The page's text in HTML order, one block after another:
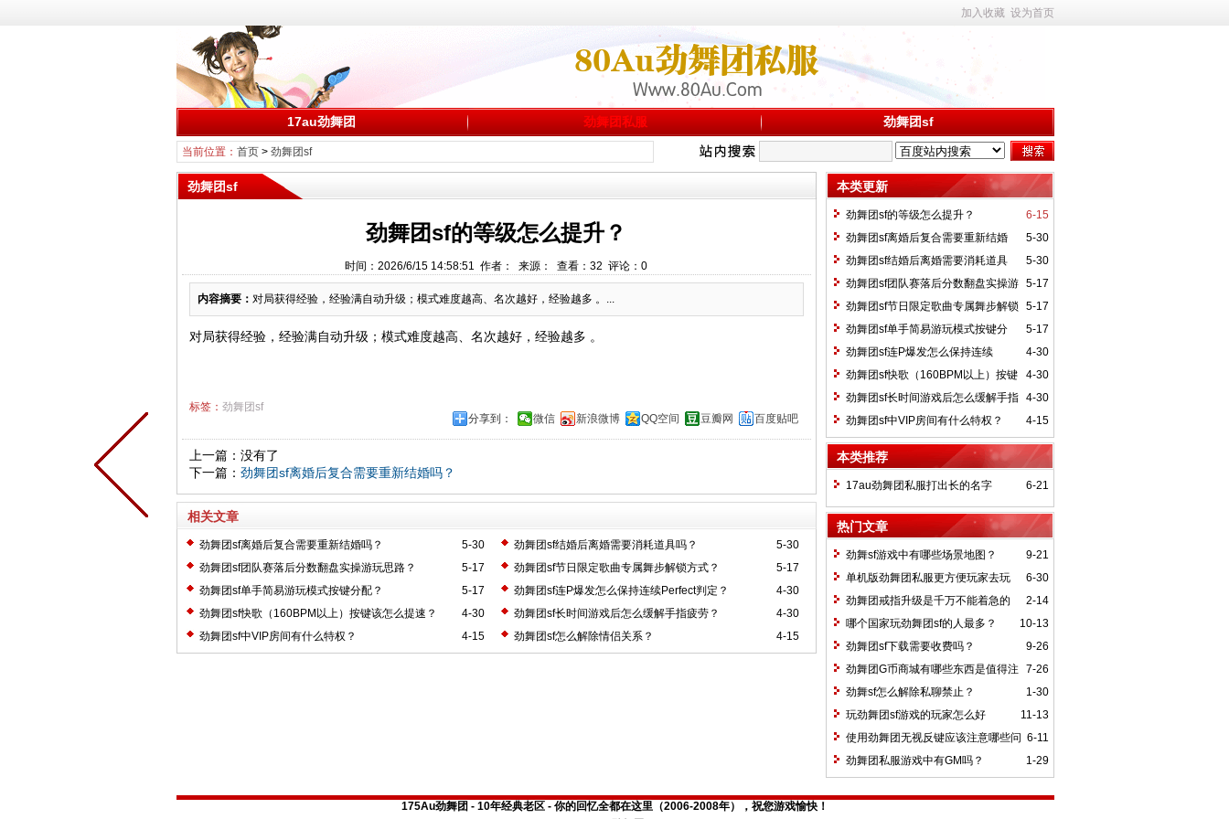
加入收藏 设为首页
17au劲舞团 劲舞团私服 劲舞团sf
当前位置： 首页> 劲舞团sf
劲舞团sf
劲舞团sf的等级怎么提升？
时间：2026/6/15 14:58:51 作者： 来源： 查看： 32 评论： 0
内容摘要： 对局获得经验，经验满自动升级；模式难度越高、名次越好，经验越多 。...
对局获得经验，经验满自动升级；模式难度越高、名次越好，经验越多 。
标签： 劲舞团sf
分享到：
微信 新浪微博 QQ空间 豆瓣网 百度贴吧
上一篇：没有了
下一篇： 劲舞团sf离婚后复合需要重新结婚吗？
相关文章
5-30
劲舞团sf离婚后复合需要重新结婚吗？ 5-30
劲舞团sf结婚后离婚需要消耗道具吗？
5-17
劲舞团sf团队赛落后分数翻盘实操游玩思路？ 5-17
劲舞团sf节日限定歌曲专属舞步解锁方式？
5-17
劲舞团sf单手简易游玩模式按键分配？ 4-30
劲舞团sf连P爆发怎么保持连续Perfect判定？
4-30
劲舞团sf快歌（160BPM以上）按键该怎么提速？ 4-30
劲舞团sf长时间游戏后怎么缓解手指疲劳？
4-15
劲舞团sf中VIP房间有什么特权？ 4-15
劲舞团sf怎么解除情侣关系？
本类更新
6-15
劲舞团sf的等级怎么提升？
5-30
劲舞团sf离婚后复合需要重新结婚
吗？
5-30
劲舞团sf结婚后离婚需要消耗道具
吗？
5-17
劲舞团sf团队赛落后分数翻盘实操游
玩思路？
5-17
劲舞团sf节日限定歌曲专属舞步解锁
方式？
5-17
劲舞团sf单手简易游玩模式按键分
配？
4-30
劲舞团sf连P爆发怎么保持连续
Perfect判定？
4-30
劲舞团sf快歌（160BPM以上）按键
该怎么提速？
4-30
劲舞团sf长时间游戏后怎么缓解手指
疲劳？
4-15
劲舞团sf中VIP房间有什么特权？
本类推荐
6-21
17au劲舞团私服打出长的名字
热门文章
9-21
劲舞sf游戏中有哪些场景地图？
6-30
单机版劲舞团私服更方便玩家去玩
2-14
劲舞团戒指升级是千万不能着急的
10-13
哪个国家玩劲舞团sf的人最多？
9-26
劲舞团sf下载需要收费吗？
7-26
劲舞团G币商城有哪些东西是值得注
意的
1-30
劲舞sf怎么解除私聊禁止？
11-13
玩劲舞团sf游戏的玩家怎么好
6-11
使用劲舞团无视反键应该注意哪些问
题
1-29
劲舞团私服游戏中有GM吗？
175Au劲舞团 - 10年经典老区 - 你的回忆全都在这里（2006-2008年），祝您游戏愉快！